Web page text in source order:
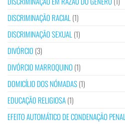
DISCRIMINAÇÃO RACIAL (1)
DISCRIMINAÇÃO SEXUAL (1)
DIVÓRCIO (3)
DIVÓRCIO MARROQUINO (1)
DOMICÍLIO DOS NÓMADAS(1)
EDUCAÇÃO RELIGIOSA(1)
EFEITO AUTOMÁTICO DE CONDENAÇÃO PENAL